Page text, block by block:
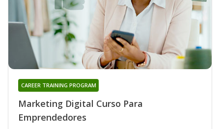
Marketing Digital Curso Para
Emprendedores
CAREER TRAINING PROGRAM